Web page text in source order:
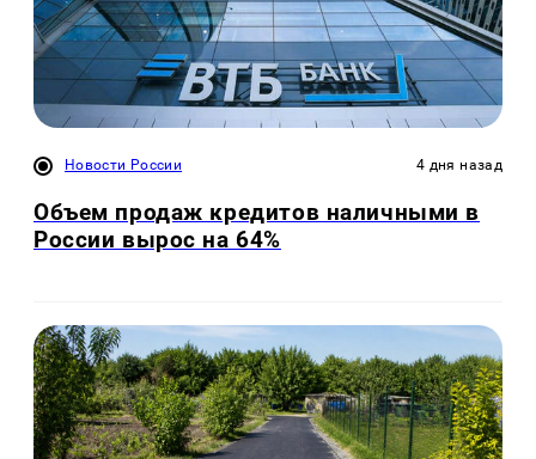
Новости России 4 дня назад
Объем продаж кредитов наличными в
России вырос на 64%